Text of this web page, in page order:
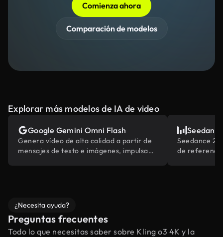
Comienza ahora
Comparación de modelos
Explorar más modelos de IA de video
Google Gemini Omni Flash
Genera vídeo de alta calidad a partir de
mensajes de texto e imágenes, impulsado
Seedance
de
¿Necesita ayuda?
Preguntas frecuentes
Todo lo que necesitas saber sobre Kling o3 4K y la